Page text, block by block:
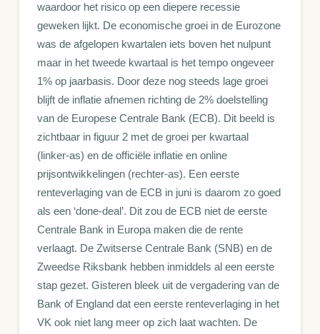
waardoor het risico op een diepere recessie
geweken lijkt. De economische groei in de Eurozone
was de afgelopen kwartalen iets boven het nulpunt
maar in het tweede kwartaal is het tempo ongeveer
1% op jaarbasis. Door deze nog steeds lage groei
blijft de inflatie afnemen richting de 2% doelstelling
van de Europese Centrale Bank (ECB). Dit beeld is
zichtbaar in figuur 2 met de groei per kwartaal
(linker-as) en de officiële inflatie en online
prijsontwikkelingen (rechter-as). Een eerste
renteverlaging van de ECB in juni is daarom zo goed
als een ‘done-deal’. Dit zou de ECB niet de eerste
Centrale Bank in Europa maken die de rente
verlaagt. De Zwitserse Centrale Bank (SNB) en de
Zweedse Riksbank hebben inmiddels al een eerste
stap gezet. Gisteren bleek uit de vergadering van de
Bank of England dat een eerste renteverlaging in het
VK ook niet lang meer op zich laat wachten. De